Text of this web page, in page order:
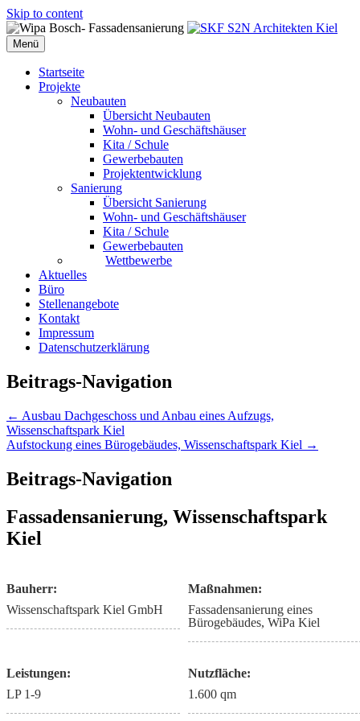
Skip to content
Menü
Startseite
Projekte
Neubauten
Übersicht Neubauten
Wohn- und Geschäftshäuser
Kita / Schule
Gewerbebauten
Projektentwicklung
Sanierung
Übersicht Sanierung
Wohn- und Geschäftshäuser
Kita / Schule
Gewerbebauten
Wettbewerbe
Aktuelles
Büro
Stellenangebote
Kontakt
Impressum
Datenschutzerklärung
Beitrags-Navigation
← Ausbau Dachgeschoss und Anbau eines Aufzugs,
Wissenschaftspark Kiel
Aufstockung eines Bürogebäudes, Wissenschaftspark Kiel →
Beitrags-Navigation
Fassadensanierung, Wissenschaftspark
Kiel
Bauherr:
Wissenschaftspark Kiel GmbH
Maßnahmen:
Fassadensanierung eines
Bürogebäudes, WiPa Kiel
Leistungen:
LP 1-9
Nutzfläche:
1.600 qm